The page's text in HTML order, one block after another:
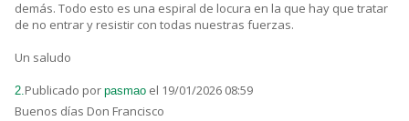
demás. Todo esto es una espiral de locura en la que hay que tratar
de no entrar y resistir con todas nuestras fuerzas.
Un saludo
2.Publicado por pasmao el 19/01/2026 08:59
Buenos días Don Francisco